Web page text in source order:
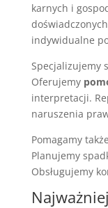
karnych i
indywidualne
Specjalizujemy
Oferujemy
interpretacji.
naruszenia
Pomagamy
Planujemy
Obsługujemy